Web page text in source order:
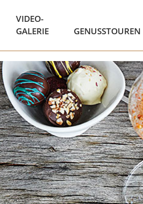
VIDEO-
GALERIE
GENUSSTOUREN